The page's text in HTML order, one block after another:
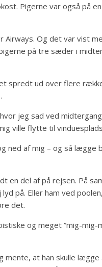
Pigerne var også på
Airways. Og det var vist
på tre sæder i
spredt ud over flere
jeg sad ved
ville flytte til
ned af mig – og så lægge
del af på rejsen. På
på. Eller ham ved
det.
og meget ”mig-mig-
mente, at han skulle